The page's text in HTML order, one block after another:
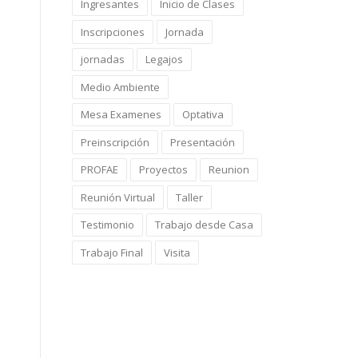
Ingresantes
Inicio de Clases
Inscripciones
Jornada
jornadas
Legajos
Medio Ambiente
Mesa Examenes
Optativa
Preinscripción
Presentación
PROFAE
Proyectos
Reunion
Reunión Virtual
Taller
Testimonio
Trabajo desde Casa
Trabajo Final
Visita